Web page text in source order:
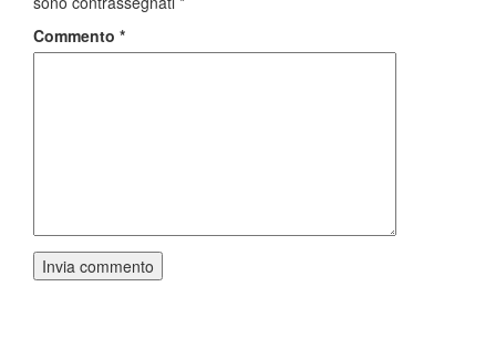
Commento *